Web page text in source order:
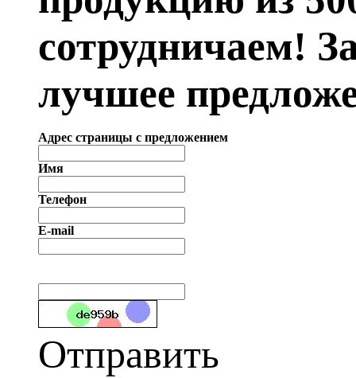
сотрудничаем!
лучшее
Адрес страницы с предложением
Имя
Телефон
E-mail
Отправить